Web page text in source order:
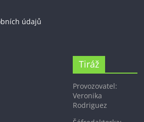
údajů
Tiráž
Provozovatel:
Veronika
Rodriguez